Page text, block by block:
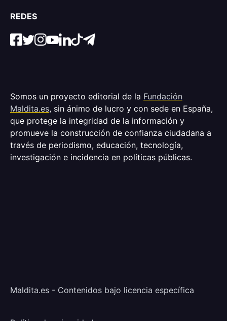
REDES
Somos un proyecto editorial de la Fundación
Maldita.es, sin ánimo de lucro y con sede en España,
que protege la integridad de la información y
promueve la construcción de confianza ciudadana a
través de periodismo, educación, tecnología,
investigación e incidencia en políticas públicas.
Maldita.es - Contenidos bajo licencia específica